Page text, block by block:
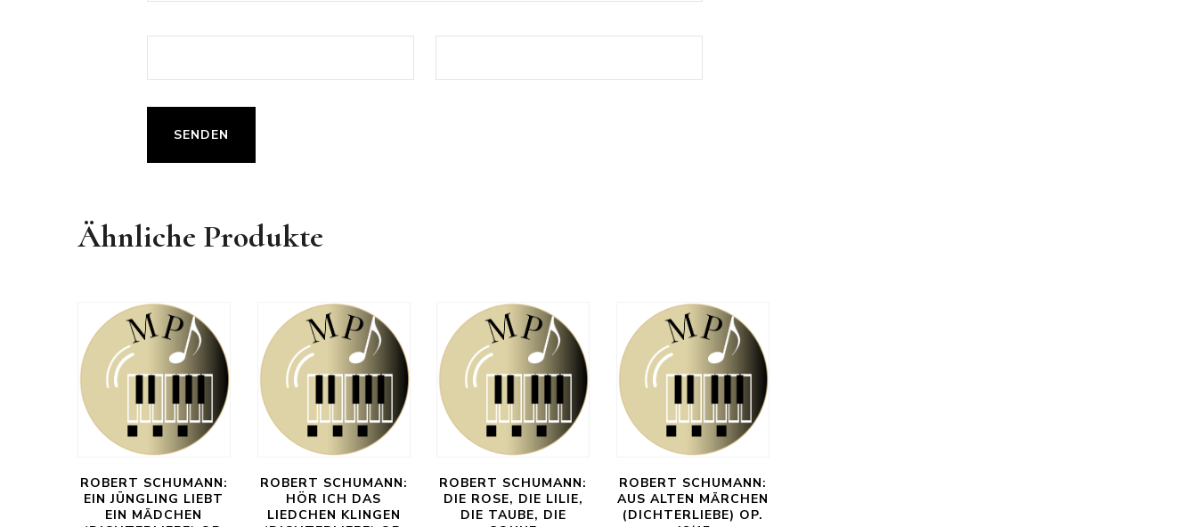
Ähnliche Produkte
ROBERT SCHUMANN:
EIN JÜNGLING LIEBT
EIN MÄDCHEN
ROBERT SCHUMANN:
HÖR ICH DAS
LIEDCHEN KLINGEN
ROBERT SCHUMANN:
DIE ROSE, DIE LILIE,
DIE TAUBE, DIE
ROBERT SCHUMANN:
AUS ALTEN MÄRCHEN
(DICHTERLIEBE) OP.